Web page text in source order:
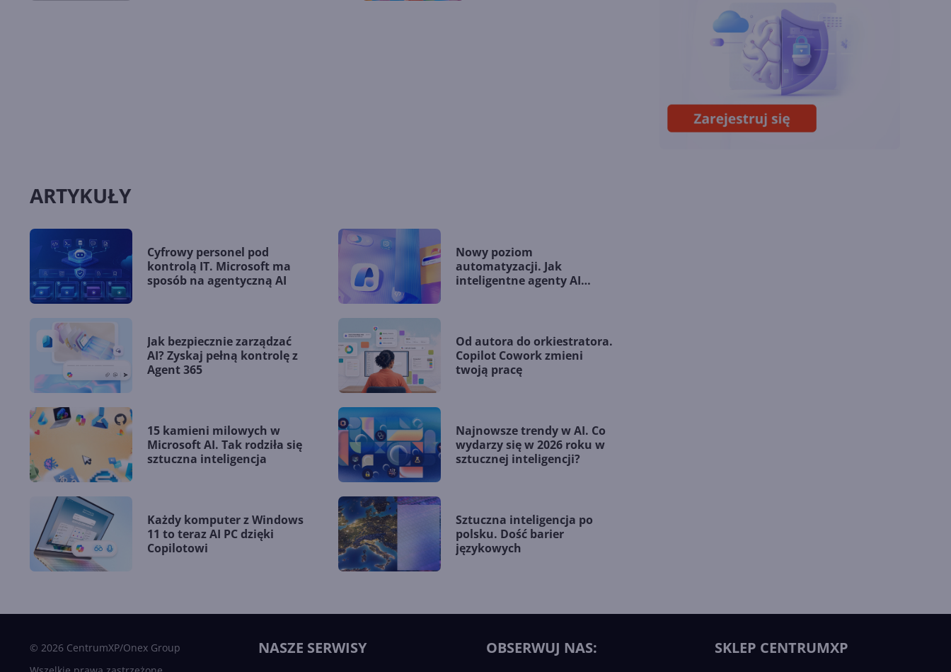
chmury. Microsoft
ogłasza znakomite
wyniki i
superaplikację
Sztuczna inteligencja
wspiera odkrycia
naukowe. OpenAI
startuje z nowym
ARTYKUŁY
Cyfrowy personel pod
kontrolą IT. Microsoft ma
sposób na agentyczną AI
Nowy poziom
automatyzacji. Jak
inteligentne agenty AI
Jak bezpiecznie zarządzać
AI? Zyskaj pełną kontrolę z
Agent 365
Od autora do orkiestratora.
Copilot Cowork zmieni
twoją pracę
15 kamieni milowych w
Microsoft AI. Tak rodziła się
sztuczna inteligencja
Najnowsze trendy w AI. Co
wydarzy się w 2026 roku w
sztucznej inteligencji?
Każdy komputer z Windows
11 to teraz AI PC dzięki
Copilotowi
Sztuczna inteligencja po
polsku. Dość barier
językowych
© 2026 CentrumXP/Onex Group
NASZE SERWISY OBSERWUJ NAS: SKLEP CENTRUMXP